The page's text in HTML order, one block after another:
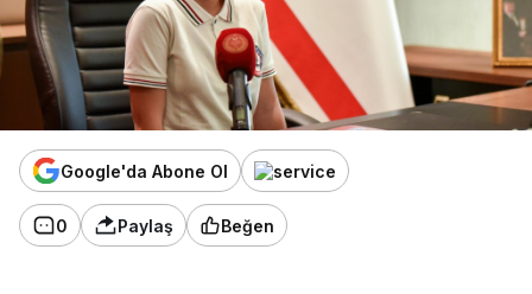
Google'da Abone Ol
0 Paylaş Beğen